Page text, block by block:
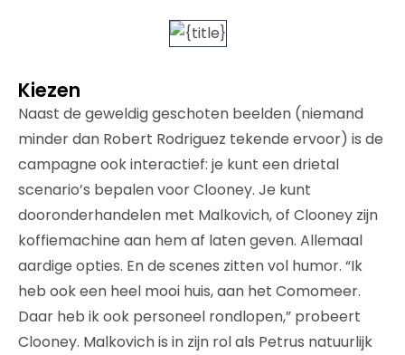
Kiezen
Naast de geweldig geschoten beelden (niemand
minder dan Robert Rodriguez tekende ervoor) is de
campagne ook interactief: je kunt een drietal
scenario’s bepalen voor Clooney. Je kunt
dooronderhandelen met Malkovich, of Clooney zijn
koffiemachine aan hem af laten geven. Allemaal
aardige opties. En de scenes zitten vol humor. “Ik
heb ook een heel mooi huis, aan het Comomeer.
Daar heb ik ook personeel rondlopen,” probeert
Clooney. Malkovich is in zijn rol als Petrus natuurlijk